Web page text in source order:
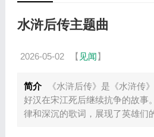
水浒后传主题曲
2026-05-02 【 见闻】
简介
《水浒后传》是《水浒传
好汉在宋江死后继续抗争的故事
律和深沉的歌词，展现了英雄们